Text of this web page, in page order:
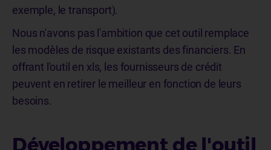
exemple, le transport).
Nous n'avons pas l'ambition que cet outil remplace
les modèles de risque existants des financiers. En
offrant l'outil en xls, les fournisseurs de crédit
peuvent en retirer le meilleur en fonction de leurs
besoins.
Développement de l'outil